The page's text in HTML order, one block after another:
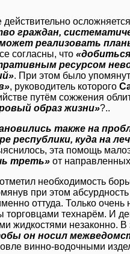
действительно
граждан,
реализовать
согласны, что
ресурсом
. При этом было
, руководитель которого
путём сожжения
образ жизни»?..
также на
республики, куда на
эта помощь
треть» от
необходимость
при этом абсурдность
оттуда. Только
торговцами технарём. И
жидкостями незаконно.
он носил
винно-водочными